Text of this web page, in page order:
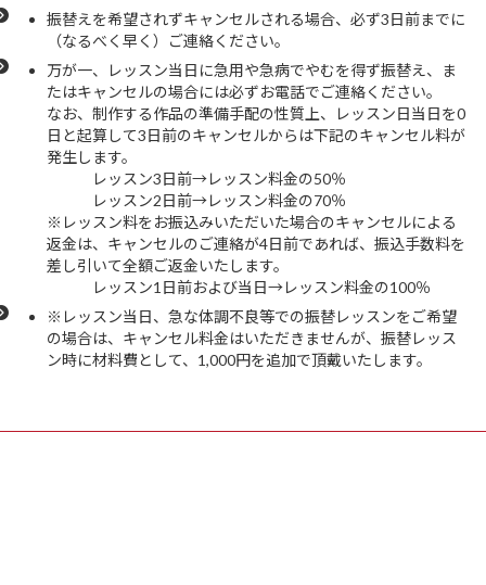
振替えを希望されずキャンセルされる場合、必ず3日前までに
（なるべく早く）ご連絡ください。
万が一、レッスン当日に急用や急病でやむを得ず振替え、ま
たはキャンセルの場合には必ずお電話でご連絡ください。
なお、制作する作品の準備手配の性質上、レッスン日当日を0
日と起算して3日前のキャンセルからは下記のキャンセル料が
発生します。
レッスン3日前→レッスン料金の50％
レッスン2日前→レッスン料金の70％
※レッスン料をお振込みいただいた場合のキャンセルによる
返金は、キャンセルのご連絡が4日前であれば、振込手数料を
差し引いて全額ご返金いたします。
レッスン1日前および当日→レッスン料金の100％
※レッスン当日、急な体調不良等での振替レッスンをご希望
の場合は、キャンセル料金はいただきませんが、振替レッス
ン時に材料費として、1,000円を追加で頂戴いたします。